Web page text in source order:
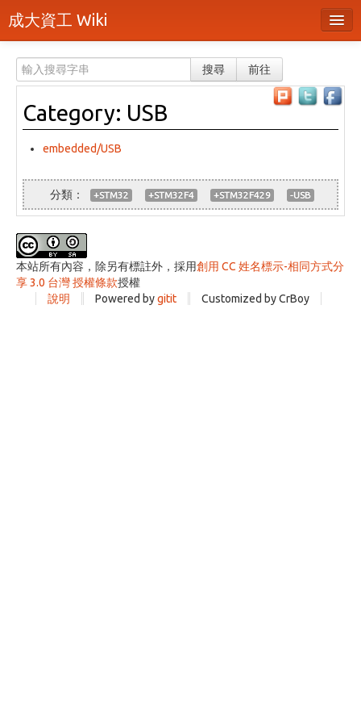
成大資工 Wiki
分類
隨機頁面
最近活動
上傳檔案
登入 / 註冊帳號
搜尋 前往
Category: USB
embedded/USB
+STM32 +STM32F4 +STM32F429 -USB
本站所有內容，除另有標註外，採用創用 CC 姓名標示-相同方式分
享 3.0 台灣 授權條款授權
說明
Powered bygitit Customized by CrBoy